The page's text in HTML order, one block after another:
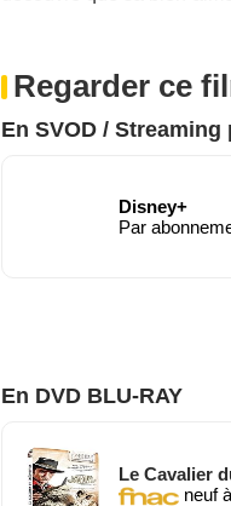
Regarder ce
En SVOD /
Disney+
Par
En DVD BLU-RAY
Le Cavalier
neuf